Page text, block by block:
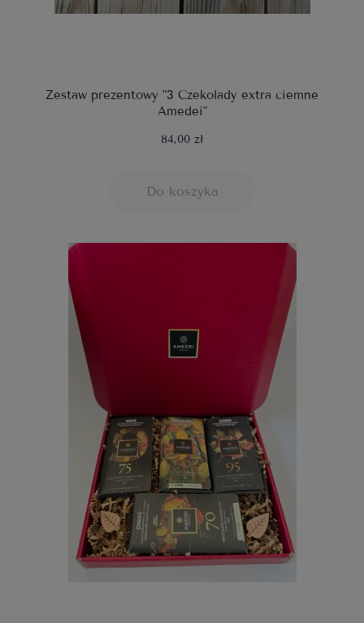
Zestaw prezentowy "3 Czekolady extra ciemne
Amedei"
84,00 zł
Do koszyka